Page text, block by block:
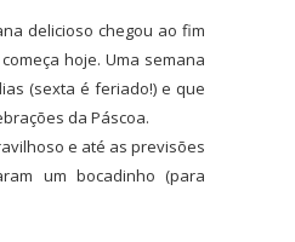
delicioso chegou ao fim
hoje. Uma semana
(sexta é feriado!) e que
da Páscoa.
e até as previsões
um bocadinho (para